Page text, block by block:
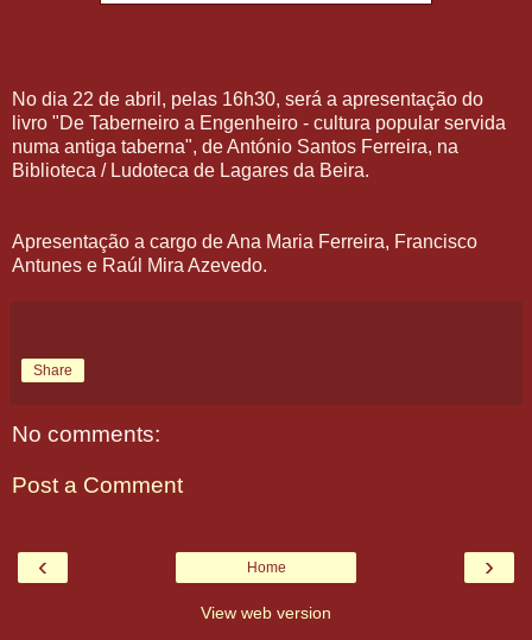
No dia 22 de abril, pelas 16h30, será a apresentação do
livro "De Taberneiro a Engenheiro - cultura popular servida
numa antiga taberna", de António Santos Ferreira, na
Biblioteca / Ludoteca de Lagares da Beira.
Apresentação a cargo de Ana Maria Ferreira, Francisco
Antunes e Raúl Mira Azevedo.
Share
No comments:
Post a Comment
‹ ›
Home
View web version